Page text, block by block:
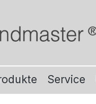
Service